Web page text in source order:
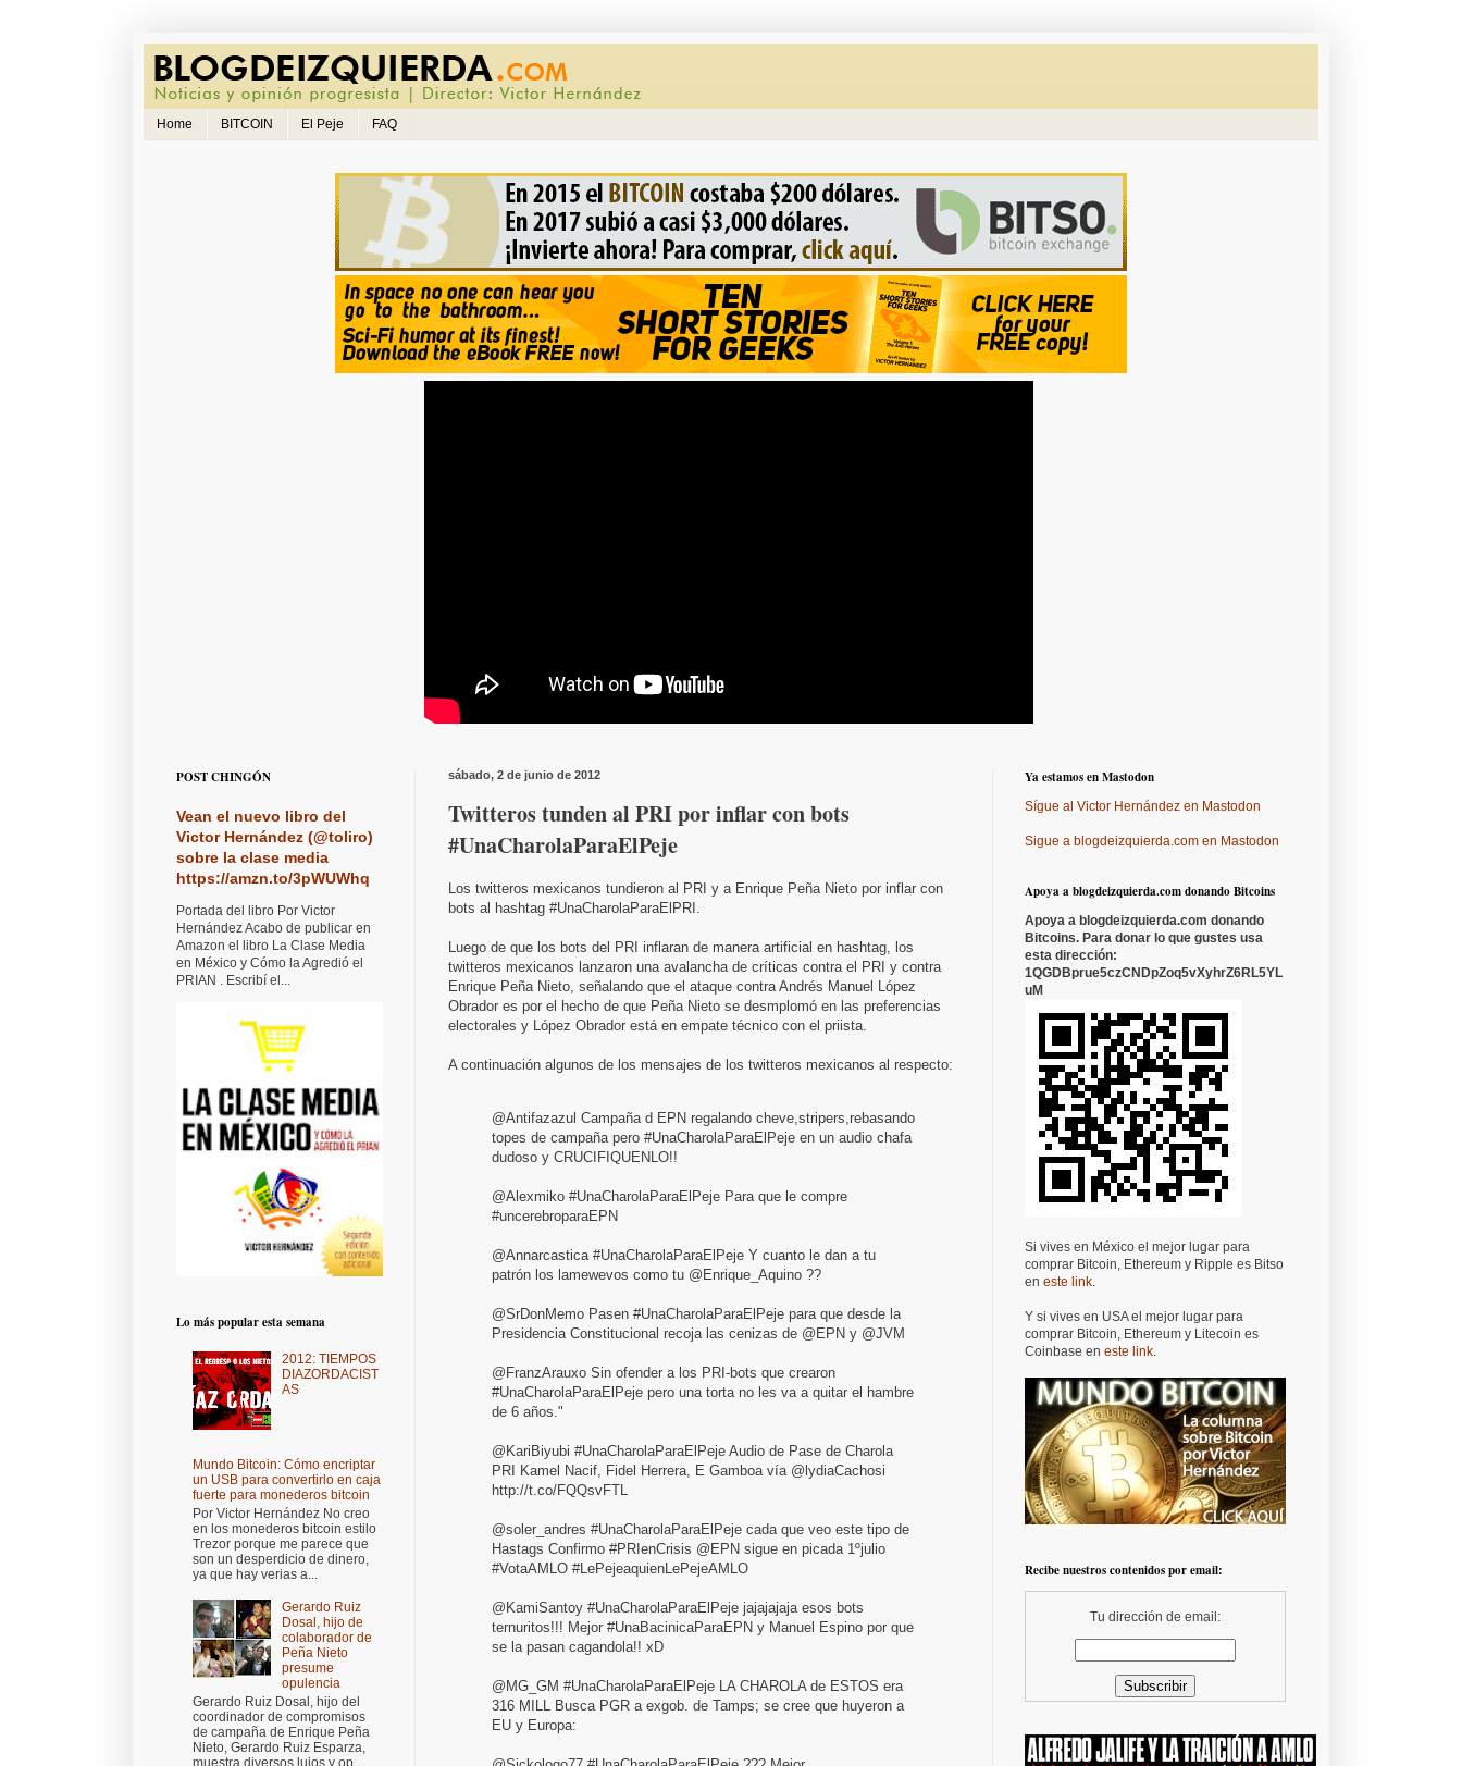
Home BITCOIN El Peje FAQ
sábado, 2 de junio de 2012
Twitteros tunden al PRI por inflar con bots
#UnaCharolaParaElPeje
Los twitteros mexicanos tundieron al PRI y a Enrique Peña Nieto por inflar con
bots al hashtag #UnaCharolaParaElPRI.
Luego de que los bots del PRI inflaran de manera artificial en hashtag, los
twitteros mexicanos lanzaron una avalancha de críticas contra el PRI y contra
Enrique Peña Nieto, señalando que el ataque contra Andrés Manuel López
Obrador es por el hecho de que Peña Nieto se desmplomó en las preferencias
electorales y López Obrador está en empate técnico con el priista.
A continuación algunos de los mensajes de los twitteros mexicanos al respecto:
@Antifazazul Campaña d EPN regalando cheve,stripers,rebasando
topes de campaña pero #UnaCharolaParaElPeje en un audio chafa
dudoso y CRUCIFIQUENLO!!
#uncerebroparaEPN
@Annarcastica #UnaCharolaParaElPeje Y cuanto le dan a tu
patrón los lamewevos como tu @Enrique_Aquino ??
Presidencia Constitucional recoja las cenizas de @EPN y @JVM
@FranzArauxo Sin ofender a los PRI-bots que crearon
#UnaCharolaParaElPeje pero una torta no les va a quitar el hambre
de 6 años."
@KariBiyubi #UnaCharolaParaElPeje Audio de Pase de Charola
PRI Kamel Nacif, Fidel Herrera, E Gamboa vía @lydiaCachosi
http://t.co/FQQsvFTL
@soler_andres #UnaCharolaParaElPeje cada que veo este tipo de
Hastags Confirmo #PRIenCrisis @EPN sigue en picada 1ºjulio
#VotaAMLO #LePejeaquienLePejeAMLO
@KamiSantoy #UnaCharolaParaElPeje jajajajaja esos bots
ternuritos!!! Mejor #UnaBacinicaParaEPN y Manuel Espino por que
se la pasan cagandola!! xD
@MG_GM #UnaCharolaParaElPeje LA CHAROLA de ESTOS era
316 MILL Busca PGR a exgob. de Tamps; se cree que huyeron a
EU y Europa:
POST CHINGÓN
Vean el nuevo libro del
Victor Hernández (@toliro)
sobre la clase media
https://amzn.to/3pWUWhq
Portada del libro Por Victor
Hernández Acabo de publicar en
Amazon el libro La Clase Media
en México y Cómo la Agredió el
PRIAN . Escribí el...
Lo más popular esta semana
2012: TIEMPOS
DIAZORDACIST
AS
Mundo Bitcoin: Cómo encriptar
un USB para convertirlo en caja
fuerte para monederos bitcoin
Por Victor Hernández No creo
en los monederos bitcoin estilo
Trezor porque me parece que
son un desperdicio de dinero,
ya que hay verias a...
Gerardo Ruiz
Dosal, hijo de
colaborador de
Peña Nieto
presume
opulencia
Gerardo Ruiz Dosal, hijo del
coordinador de compromisos
de campaña de Enrique Peña
Nieto, Gerardo Ruiz Esparza,
muestra diversos lujos y op...
Ya estamos en Mastodon
Sígue al Victor Hernández en Mastodon
Sigue a blogdeizquierda.com en Mastodon
Apoya a blogdeizquierda.com donando Bitcoins
Apoya a blogdeizquierda.com donando
Bitcoins. Para donar lo que gustes usa
esta dirección:
1QGDBprue5czCNDpZoq5vXyhrZ6RL5YL
uM
Si vives en México el mejor lugar para
comprar Bitcoin, Ethereum y Ripple es Bitso
en este link.
Y si vives en USA el mejor lugar para
comprar Bitcoin, Ethereum y Litecoin es
Coinbase en este link.
Recibe nuestros contenidos por email:
Tu dirección de email: